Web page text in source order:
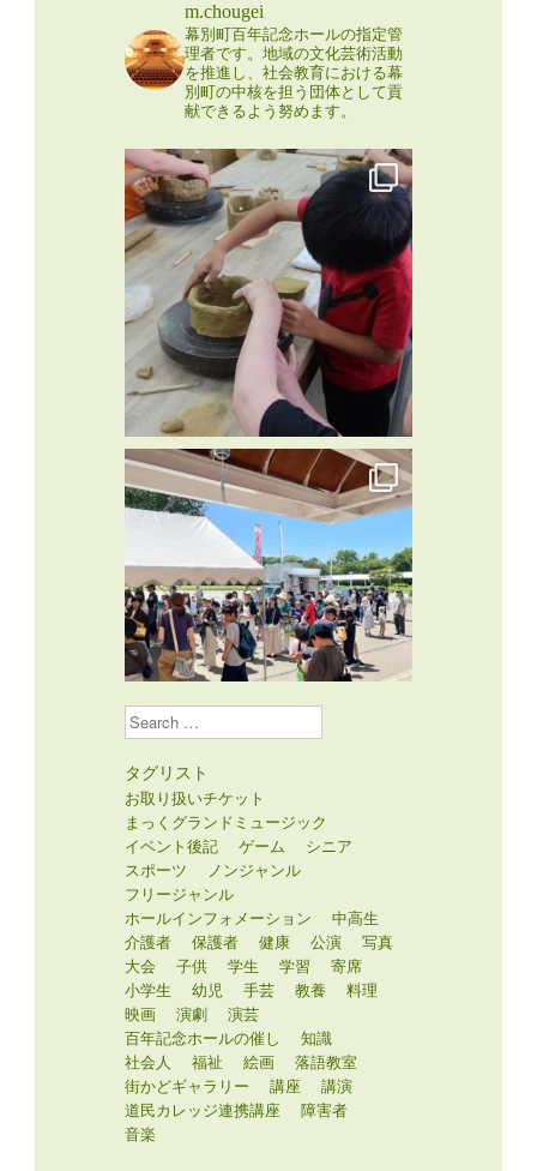
m.chougei
幕別町百年記念ホールの指定管
理者です。地域の文化芸術活動
を推進し、社会教育における幕
別町の中核を担う団体として貢
献できるよう努めます。
Search
タグリスト
お取り扱いチケット
まっくグランドミュージック
イベント後記
ゲーム
シニア
スポーツ
ノンジャンル
フリージャンル
ホールインフォメーション
中高生
介護者
保護者 健康 公演
写真
大会
子供 学生 学習
寄席
小学生
幼児 手芸 教養
料理
映画
演劇
演芸
百年記念ホールの催し
知識
社会人
福祉 絵画
落語教室
街かどギャラリー
講座
講演
道民カレッジ連携講座
障害者
音楽